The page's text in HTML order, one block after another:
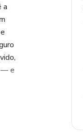
a
— e